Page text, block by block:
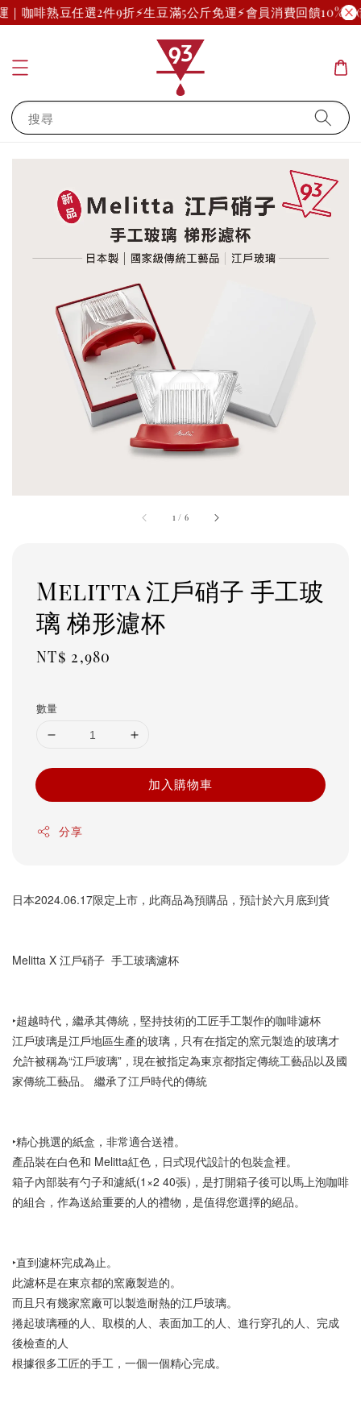
咖啡熟豆任選2件9折⚡生豆滿5公斤免運⚡會員消費回饋10%起(
搜尋
1 / 6
Melitta 江戶硝子 手工玻
璃 梯形濾杯
Regular
NT$ 2,980
數量
加入購物車
分享
日本2024.06.17限定上市，此商品為預購品，預計於六月底到貨
Melitta X 江戶硝子  手工玻璃濾杯
‣超越時代，繼承其傳統，堅持技術的工匠手工製作的咖啡濾杯
江戶玻璃是江戶地區生產的玻璃，只有在指定的窯元製造的玻璃才
允許被稱為“江戶玻璃”，現在被指定為東京都指定傳統工藝品以及國
家傳統工藝品。 繼承了江戶時代的傳統
‣精心挑選的紙盒，非常適合送禮。
產品裝在白色和 Melitta紅色，日式現代設計的包裝盒裡。
箱子內部裝有勺子和濾紙(1×2 40張)，是打開箱子後可以馬上泡咖啡
的組合，作為送給重要的人的禮物，是值得您選擇的絕品。
‣直到濾杯完成為止。
此濾杯是在東京都的窯廠製造的。
而且只有幾家窯廠可以製造耐熱的江戶玻璃。
捲起玻璃種的人、取模的人、表面加工的人、進行穿孔的人、完成
後檢查的人
根據很多工匠的手工，一個一個精心完成。